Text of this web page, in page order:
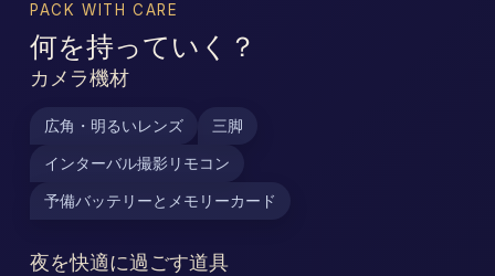
PACK WITH CARE
何を持っていく？
カメラ機材
広角・明るいレンズ
三脚
インターバル撮影リモコン
予備バッテリーとメモリーカード
夜を快適に過ごす道具